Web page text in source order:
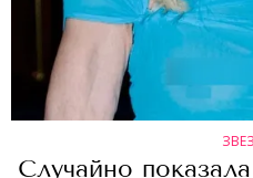
Случайно